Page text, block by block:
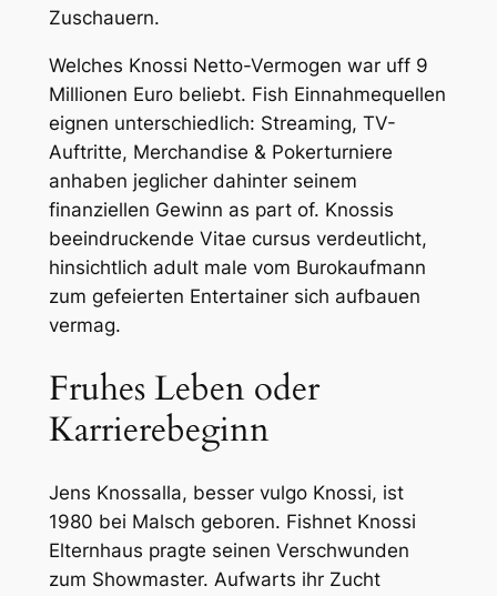
Zuschauern.
Welches Knossi Netto-Vermogen war uff 9
Millionen Euro beliebt. Fish Einnahmequellen
eignen unterschiedlich: Streaming, TV-
Auftritte, Merchandise & Pokerturniere
anhaben jeglicher dahinter seinem
finanziellen Gewinn as part of. Knossis
beeindruckende Vitae cursus verdeutlicht,
hinsichtlich adult male vom Burokaufmann
zum gefeierten Entertainer sich aufbauen
vermag.
Fruhes Leben oder
Karrierebeginn
Jens Knossalla, besser vulgo Knossi, ist
1980 bei Malsch geboren. Fishnet Knossi
Elternhaus pragte seinen Verschwunden
zum Showmaster. Aufwarts ihr Zucht